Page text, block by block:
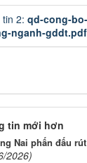
tin 2: qd-cong-
nganh-gddt.pdf
tin mới hơn
Nai phấn đấu
2026)